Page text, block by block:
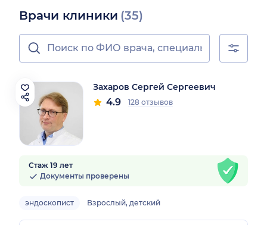
Врачи клиники (35)
Захаров Сергей Сергеевич
4.9 128 отзывов
Стаж 19 лет
Документы проверены
эндоскопист Взрослый, детский